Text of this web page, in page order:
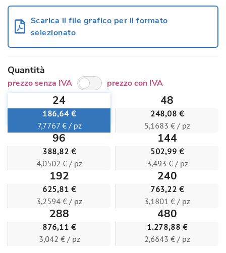
Scarica il file grafico per il formato
selezionato
Quantità
prezzo senza IVA prezzo con IVA
24
186,64 €
7,7767 € / pz
48
248,08 €
5,1683 € / pz
96
388,82 €
4,0502 € / pz
144
502,99 €
3,493 € / pz
192
625,81 €
3,2594 € / pz
240
763,22 €
3,1801 € / pz
288
876,11 €
3,042 € / pz
480
1.278,88 €
2,6643 € / pz